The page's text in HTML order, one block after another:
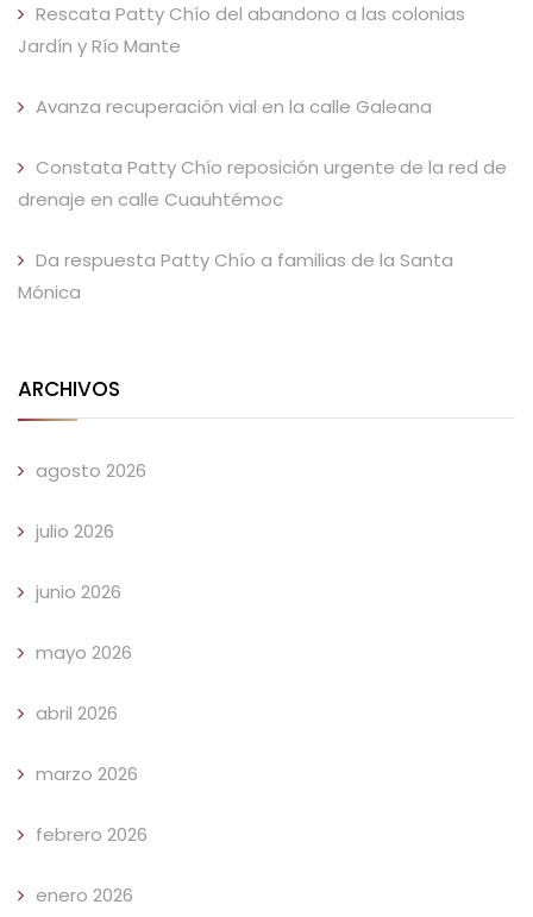
Rescata Patty Chío del abandono a las colonias
Jardín y Río Mante
Avanza recuperación vial en la calle Galeana
Constata Patty Chío reposición urgente de la red de
drenaje en calle Cuauhtémoc
Da respuesta Patty Chío a familias de la Santa
Mónica
ARCHIVOS
agosto 2026
julio 2026
junio 2026
mayo 2026
abril 2026
marzo 2026
febrero 2026
enero 2026